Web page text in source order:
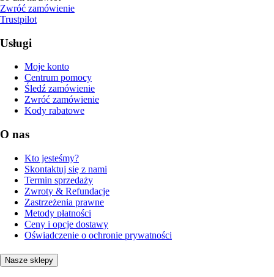
Zwróć zamówienie
Trustpilot
Usługi
Moje konto
Centrum pomocy
Śledź zamówienie
Zwróć zamówienie
Kody rabatowe
O nas
Kto jesteśmy?
Skontaktuj się z nami
Termin sprzedaży
Zwroty & Refundacje
Zastrzeżenia prawne
Metody płatności
Ceny i opcje dostawy
Oświadczenie o ochronie prywatności
Nasze sklepy